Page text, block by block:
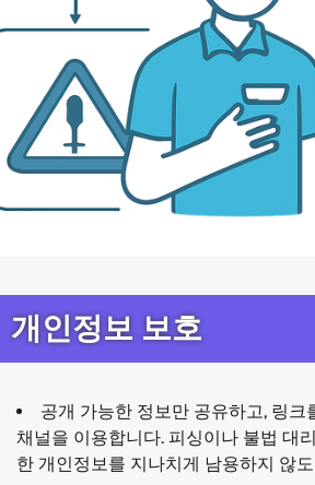
개인정보 보호
공개 가능한 정보만 공유하고, 링크
채널을 이용합니다. 피싱이나 불법 대
한 개인정보를 지나치게 남용하지 않